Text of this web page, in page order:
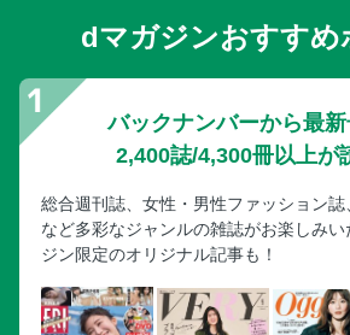
dマガジンおすすめ
バックナンバーから最新
2,400誌/4,300冊以上が
総合週刊誌、女性・男性ファッション
など多彩なジャンルの雑誌がお楽しみ
ジン限定のオリジナル記事も！